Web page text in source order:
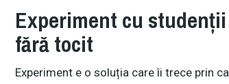
Experiment cu
fără tocit
Experiment e o soluția care îi trece prin